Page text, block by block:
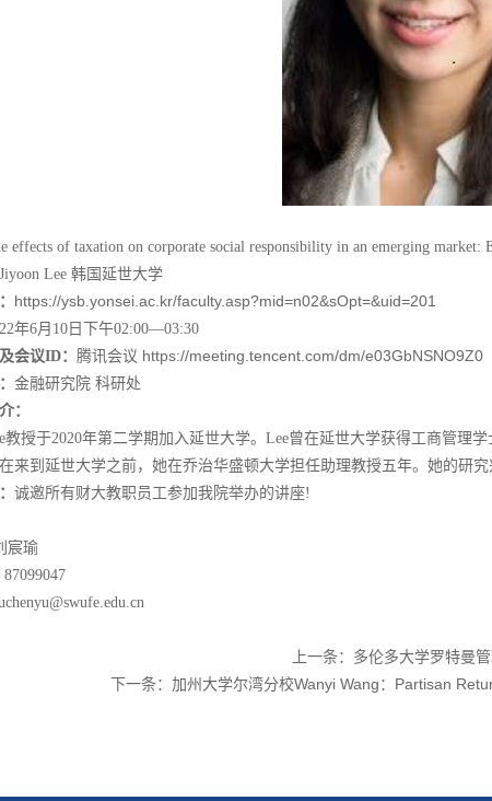
effects of taxation on corporate social responsibility in an emerging market:
Jiyoon Lee 韩国延世大学
https://ysb.yonsei.ac.kr/faculty.asp?mid=n02&sOpt=&uid=201
年6月10日下午02:00—03:30
会议ID： 腾讯会议 https://meeting.tencent.com/dm/e03GbNSNO9Z0
金融研究院 科研处
：
教授于2020年第二学期加入延世大学。Lee曾在延世大学获得工商管理
来到延世大学之前，她在乔治华盛顿大学担任助理教授五年。她的研
诚邀所有财大教职员工参加我院举办的讲座!
宸瑜
上一条： 多伦多大学罗特曼
下一条： 加州大学尔湾分校Wanyi Wang：Partisan